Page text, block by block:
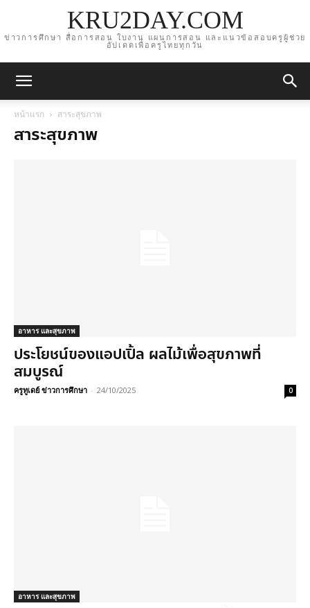
KRU2DAY.COM
ข่าวการศึกษา สื่อการสอน ใบงาน แผนการสอน และแนวข้อสอบครูผู้ช่วย
อัปเดตเพื่อครูไทยทุกวัน
หน้าแรก สาระสุขภาพ
สาระสุขภาพ
อาหาร และสุขภาพ
ประโยชน์ของแอปเปิ้ล ผลไม้เพื่อสุขภาพที่
สมบูรณ์
ครูทูเดย์ ข่าวการศึกษา - 24/10/2025 0
อาหาร และสุขภาพ